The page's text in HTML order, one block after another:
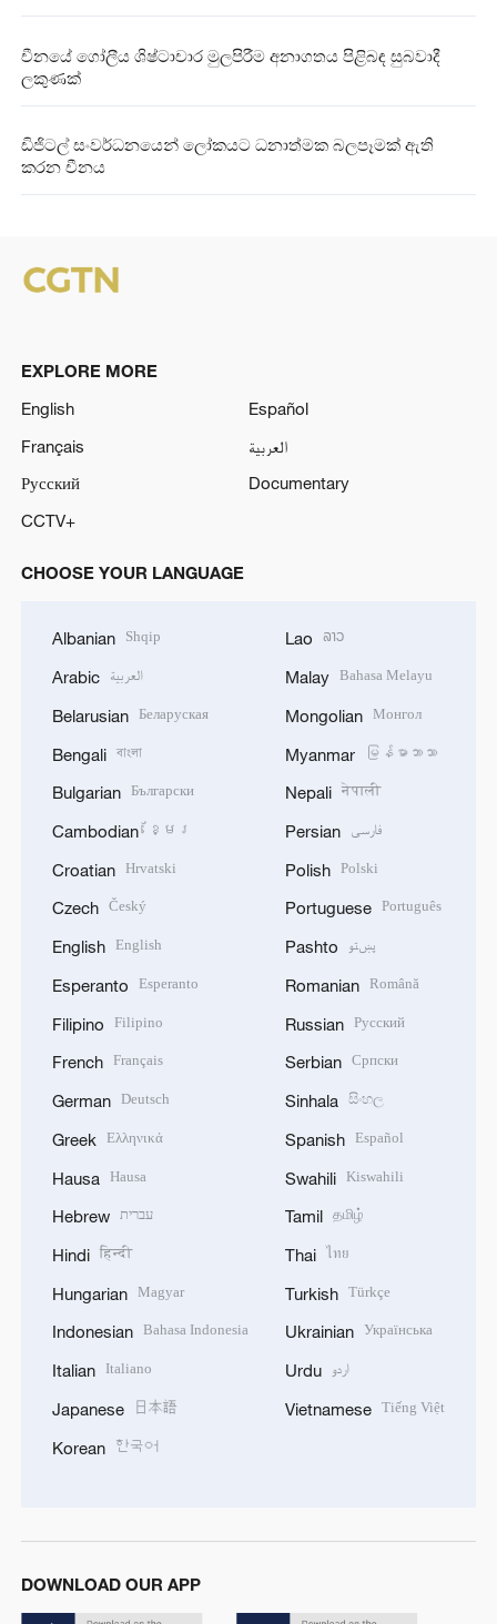
චීනයේ ගෝලීය ශිෂ්ටාචාර මුලපිරීම අනාගතය පිළිබඳ සුබවාදී
ලකුණක්
ඩිජිටල් සංවර්ධනයෙන් ලෝකයට ධනාත්මක බලපෑමක් ඇති
කරන චීනය
EXPLORE MORE
English
Español
Français
العربية
Русский
Documentary
CCTV+
CHOOSE YOUR LANGUAGE
Albanian Shqip
Arabic العربية
Belarusian Беларуская
Bengali বাংলা
Bulgarian Български
Cambodian ខ្មែរ
Croatian Hrvatski
Czech Český
English English
Esperanto Esperanto
Filipino Filipino
French Français
German Deutsch
Greek Ελληνικά
Hausa Hausa
Hebrew עברית
Hindi हिन्दी
Hungarian Magyar
Indonesian Bahasa Indonesia
Italian Italiano
Japanese 日本語
Korean 한국어
Lao ລາວ
Malay Bahasa Melayu
Mongolian Монгол
Myanmar မြန်မာဘာသာ
Nepali नेपाली
Persian فارسی
Polish Polski
Portuguese Português
Pashto پښتو
Romanian Română
Russian Русский
Serbian Српски
Sinhala සිංහල
Spanish Español
Swahili Kiswahili
Tamil தமிழ்
Thai ไทย
Turkish Türkçe
Ukrainian Українська
Urdu اردو
Vietnamese Tiếng Việt
DOWNLOAD OUR APP